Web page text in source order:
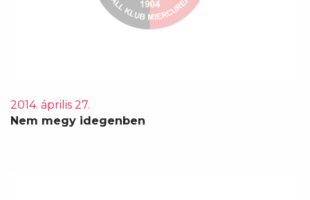
2014. április 27.
Nem megy idegenben